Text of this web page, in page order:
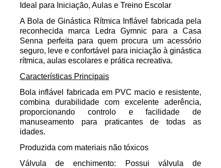
Ideal para Iniciação, Aulas e Treino Escolar
A Bola de Ginástica Rítmica Inflável fabricada pela
reconhecida marca Ledra Gymnic para a Casa
Senna perfeita para quem procura um acessório
seguro, leve e confortável para iniciação à ginástica
rítmica, aulas escolares e prática recreativa.
Características Principais
Bola inflável fabricada em PVC macio e resistente,
combina durabilidade com excelente aderência,
proporcionando controlo e facilidade de
manuseamento para praticantes de todas as
idades.
Produzida com materiais não tóxicos
Válvula de enchimento: Possui válvula de